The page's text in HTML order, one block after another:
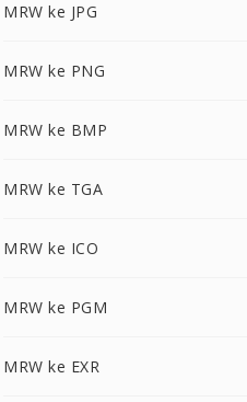
MRW ke JPG
MRW ke PNG
MRW ke BMP
MRW ke TGA
MRW ke ICO
MRW ke PGM
MRW ke EXR